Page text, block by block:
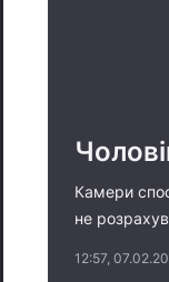
Камери
не
12:57,